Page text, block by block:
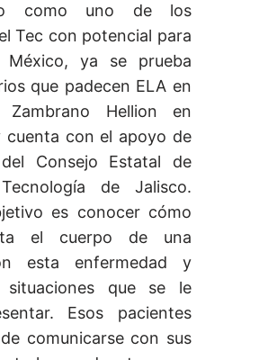
como uno de los
Tec con potencial para
México, ya se prueba
que padecen ELA en
Hellion en
cuenta con el apoyo de
Consejo Estatal de
de Jalisco.
es conocer cómo
el cuerpo de una
esta enfermedad y
situaciones que se le
Esos pacientes
comunicarse con sus